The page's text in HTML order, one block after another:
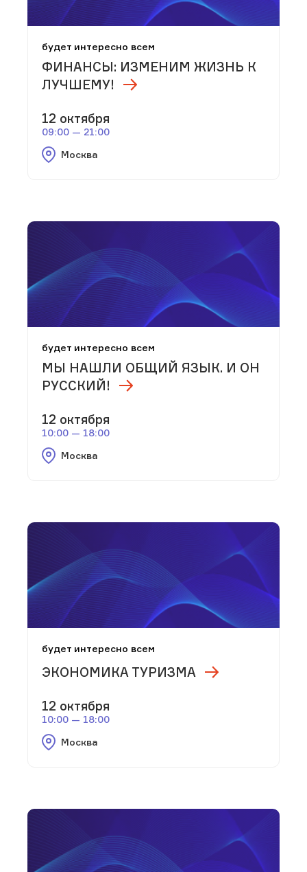
будет интересно всем
ФИНАНСЫ: ИЗМЕНИМ ЖИЗНЬ К
ЛУЧШЕМУ!
12 октября
09:00 — 21:00
Москва
будет интересно всем
МЫ НАШЛИ ОБЩИЙ ЯЗЫК. И ОН
РУССКИЙ!
12 октября
10:00 — 18:00
Москва
будет интересно всем
ЭКОНОМИКА ТУРИЗМА
12 октября
10:00 — 18:00
Москва